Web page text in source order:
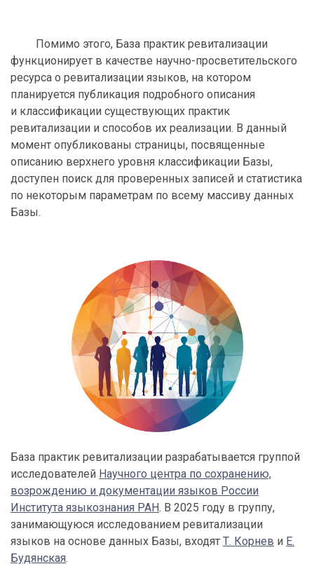
Помимо этого, База практик ревитализации
функционирует в качестве научно-просветительского
ресурса о ревитализации языков, на котором
планируется публикация подробного описания
и классификации существующих практик
ревитализации и способов их реализации. В данный
момент опубликованы страницы, посвященные
описанию верхнего уровня классификации Базы,
доступен поиск для проверенных записей и статистика
по некоторым параметрам по всему массиву данных
Базы.
База практик ревитализации разрабатывается группой
исследователей Научного центра по сохранению,
возрождению и документации языков России
Института языкознания РАН. В 2025 году в группу,
занимающуюся исследованием ревитализации
языков на основе данных Базы, входят Т. Корнев и Е.
Будянская.